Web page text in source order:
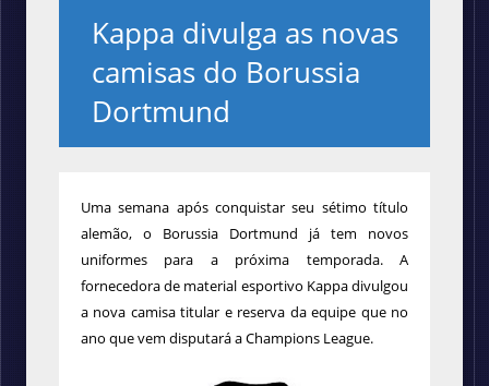
Kappa divulga as novas
camisas do Borussia
Dortmund
Uma semana após conquistar seu sétimo título
alemão, o Borussia Dortmund já tem novos
uniformes para a próxima temporada. A
fornecedora de material esportivo Kappa divulgou
a nova camisa titular e reserva da equipe que no
ano que vem disputará a Champions League.